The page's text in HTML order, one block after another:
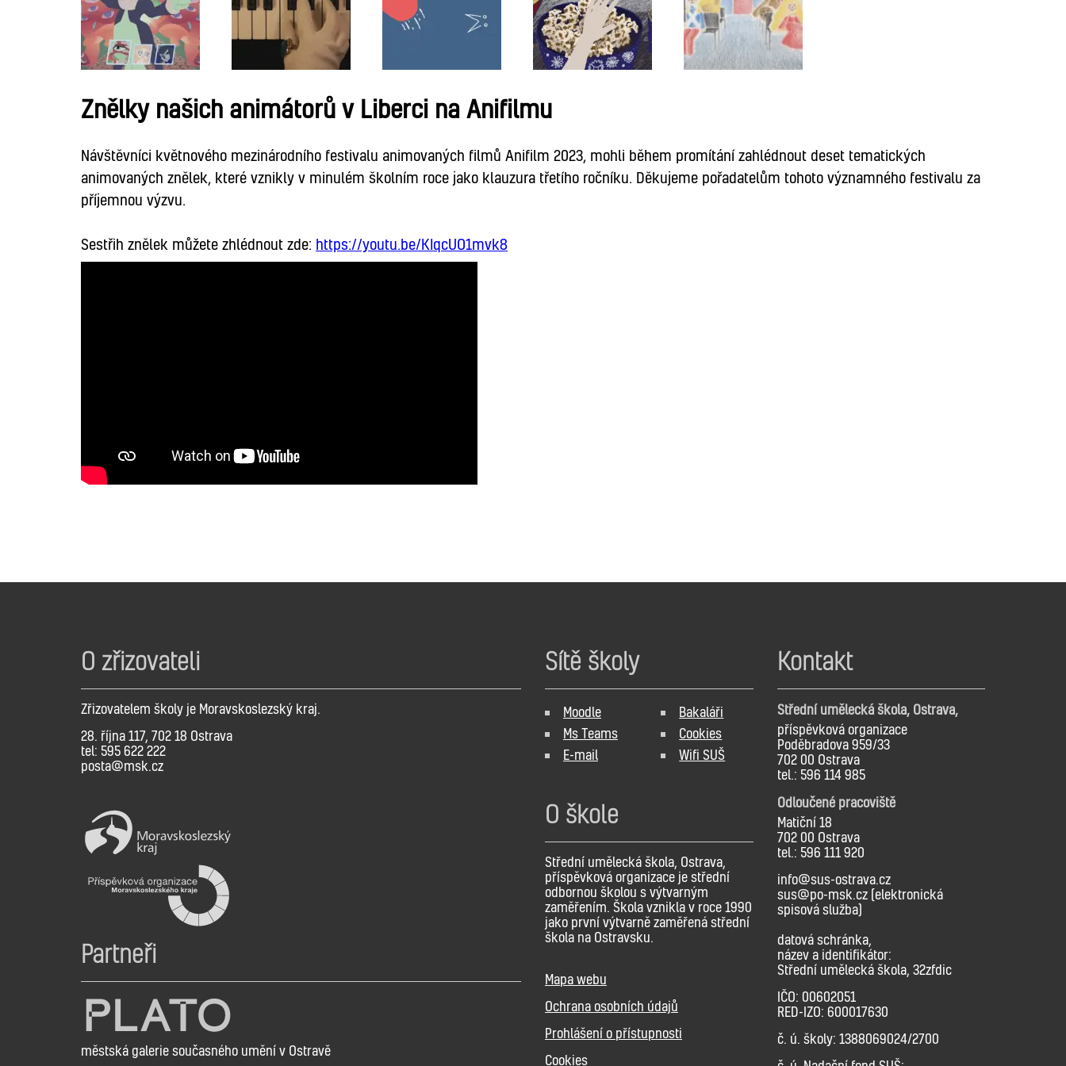
Znělky našich animátorů v Liberci na Anifilmu
Návštěvníci květnového mezinárodního festivalu animovaných filmů Anifilm 2023, mohli během promítání zahlédnout deset tematických
animovaných znělek, které vznikly v minulém školním roce jako klauzura třetího ročníku. Děkujeme pořadatelům tohoto významného festivalu za
příjemnou výzvu.
Sestřih znělek můžete zhlédnout zde: https://youtu.be/KIqcUO1mvk8
O zřizovateli
Zřizovatelem školy je Moravskoslezský kraj.
28. října 117, 702 18 Ostrava
tel: 595 622 222
posta@msk.cz
Partneři
městská galerie současného umění v Ostravě
Sítě školy
Moodle
Ms Teams
E-mail
Bakaláři
Cookies
Wifi SUŠ
O škole
Střední umělecká škola, Ostrava,
příspěvková organizace je střední
odbornou školou s výtvarným
zaměřením. Škola vznikla v roce 1990
jako první výtvarně zaměřená střední
škola na Ostravsku.
Mapa webu
Ochrana osobních údajů
Prohlášení o přístupnosti
Cookies
Kontakt
Střední umělecká škola, Ostrava,
příspěvková organizace
Poděbradova 959/33
702 00 Ostrava
tel.: 596 114 985
Odloučené pracoviště
Matiční 18
702 00 Ostrava
tel.: 596 111 920
info@sus-ostrava.cz
sus@po-msk.cz (elektronická
spisová služba)
datová schránka,
název a identifikátor:
Střední umělecká škola, 32zfdic
IČO: 00602051
RED-IZO: 600017630
č. ú. školy: 1388069024/2700